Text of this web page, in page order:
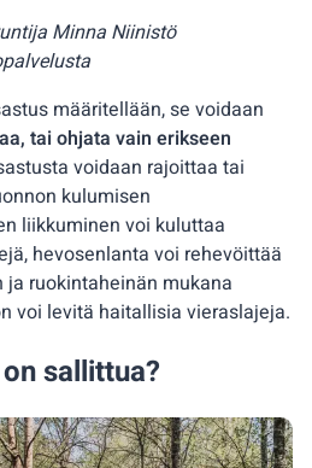
Minna Niinistö
määritellään, se voidaan
tai ohjata vain erikseen
voidaan rajoittaa tai
kulumisen
liikkuminen voi kuluttaa
hevosenlanta voi rehevöittää
ruokintaheinän mukana
voi levitä haitallisia vieraslajeja.
sallittua?